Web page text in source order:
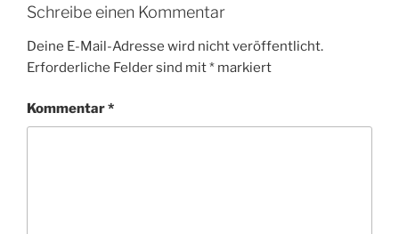
Schreibe einen Kommentar
Deine E-Mail-Adresse wird nicht veröffentlicht.
Erforderliche Felder sind mit* markiert
Kommentar*